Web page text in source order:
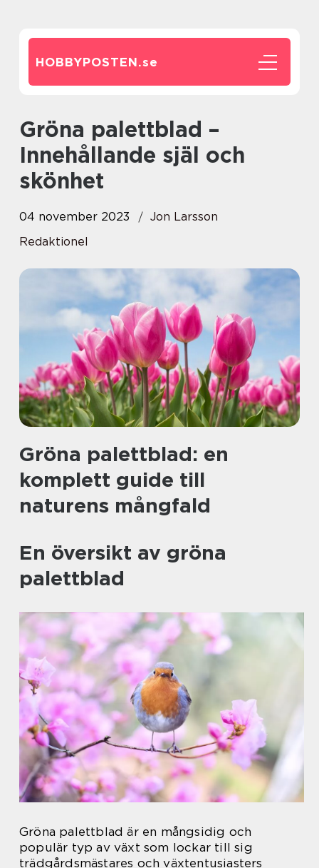
HOBBYPOSTEN.se
Gröna palettblad –
Innehållande själ och
skönhet
04 november 2023
Jon Larsson
Redaktionel
Gröna palettblad: en
komplett guide till
naturens mångfald
En översikt av gröna
palettblad
Gröna palettblad är en mångsidig och
populär typ av växt som lockar till sig
trädgårdsmästares och växtentusiasters